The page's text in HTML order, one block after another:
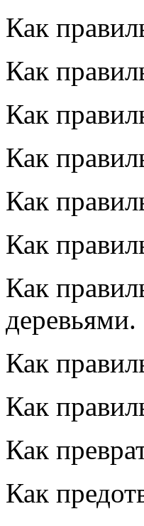
Как
Как
Как
Как
Как
Как
Как
деревьями.
Как
Как
Как
Как